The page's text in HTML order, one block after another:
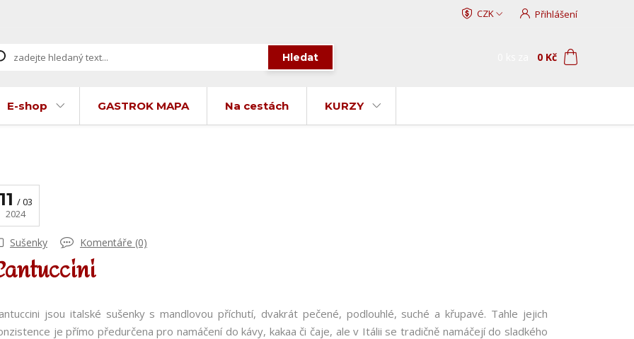
CZK Přihlášení
Hledat 0 Kč
E-shop GASTROK MAPA Na cestách KURZY
11
03
2024
Sušenky Komentáře (0)
jsou italské sušenky s mandlovou příchutí, dvakrát pečené, podlouhlé, suché a křupavé. Tahle jejich
je přímo předurčena pro namáčení do kávy, kakaa či čaje, ale v Itálii se tradičně namáčejí do sladkého